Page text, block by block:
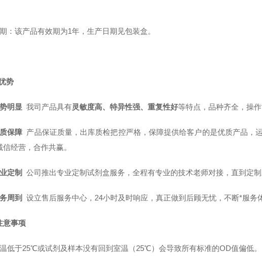
：该产品有效期为1年，生产日期见包装盒。
势
明显 我司产品具有灵敏度高、特异性强、重复性好等特点，品种齐全，操
保障 产品保证质量，出库质检把控严格，保障提供给客户的是优质产品，
信经营，合作共赢。
定制 公司推出专业定制试剂盒服务，全程有专业的技术老师对接，直到定制
周到 设立售后服务中心，24小时及时响应，真正做到后顾无忧，不断*服务
意事项
低于25℃或试剂及样本没有回到室温（25℃）会导致所有标准的OD值偏低。